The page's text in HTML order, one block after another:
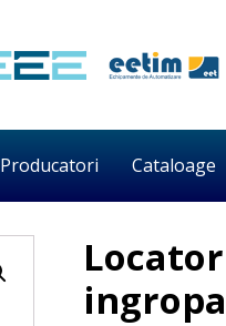
Producatori Cataloage